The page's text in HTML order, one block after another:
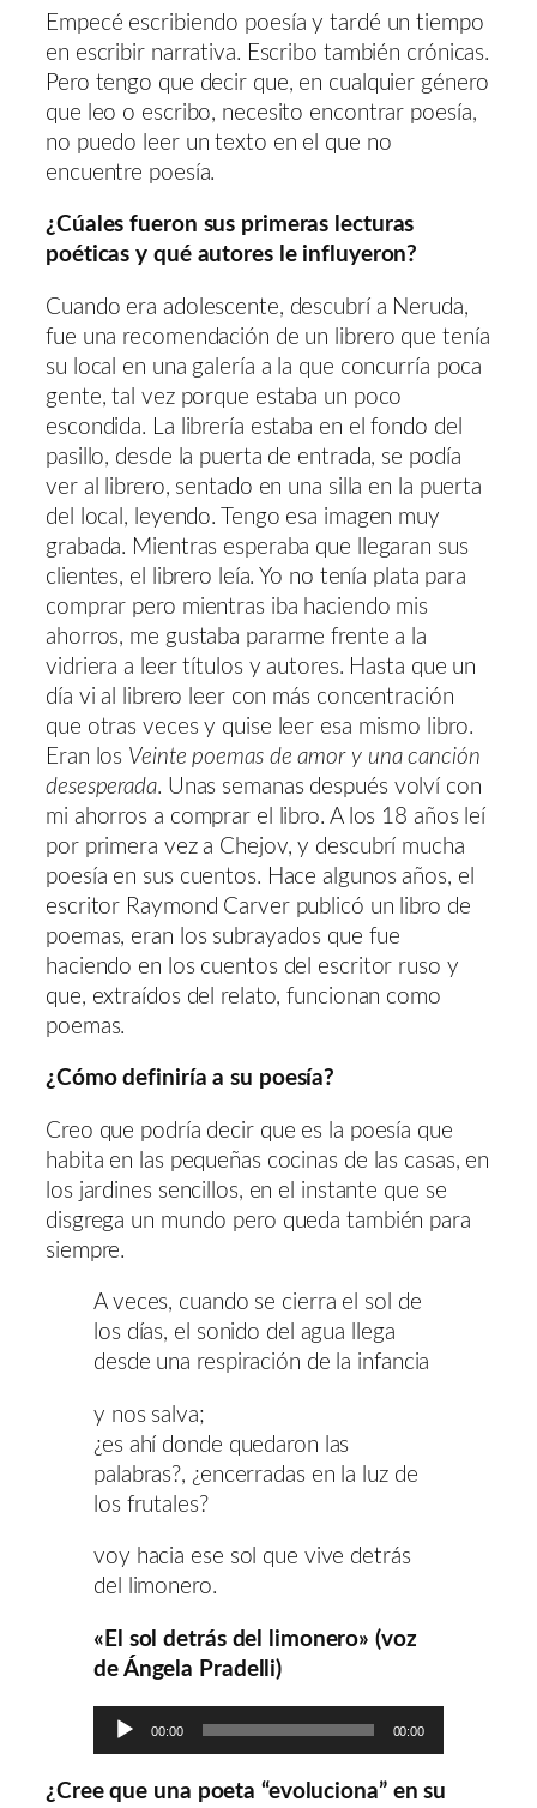
Empecé escribiendo poesía y tardé un tiempo
en escribir narrativa. Escribo también crónicas.
Pero tengo que decir que, en cualquier género
que leo o escribo, necesito encontrar poesía,
no puedo leer un texto en el que no
encuentre poesía.
¿Cúales fueron sus primeras lecturas
poéticas y qué autores le influyeron?
Cuando era adolescente, descubrí a Neruda,
fue una recomendación de un librero que tenía
su local en una galería a la que concurría poca
gente, tal vez porque estaba un poco
escondida. La librería estaba en el fondo del
pasillo, desde la puerta de entrada, se podía
ver al librero, sentado en una silla en la puerta
del local, leyendo. Tengo esa imagen muy
grabada. Mientras esperaba que llegaran sus
clientes, el librero leía. Yo no tenía plata para
comprar pero mientras iba haciendo mis
ahorros, me gustaba pararme frente a la
vidriera a leer títulos y autores. Hasta que un
día vi al librero leer con más concentración
que otras veces y quise leer esa mismo libro.
Eran los Veinte poemas de amor y una canción
desesperada. Unas semanas después volví con
mi ahorros a comprar el libro. A los 18 años leí
por primera vez a Chejov, y descubrí mucha
poesía en sus cuentos. Hace algunos años, el
escritor Raymond Carver publicó un libro de
poemas, eran los subrayados que fue
haciendo en los cuentos del escritor ruso y
que, extraídos del relato, funcionan como
poemas.
¿Cómo definiría a su poesía?
Creo que podría decir que es la poesía que
habita en las pequeñas cocinas de las casas, en
los jardines sencillos, en el instante que se
disgrega un mundo pero queda también para
siempre.
A veces, cuando se cierra el sol de
los días, el sonido del agua llega
desde una respiración de la infancia
y nos salva;
¿es ahí donde quedaron las
palabras?, ¿encerradas en la luz de
los frutales?
voy hacia ese sol que vive detrás
del limonero.
«El sol detrás del limonero» (voz
de Ángela Pradelli)
Reproductor
de
00:00 00:00
¿Cree que una poeta “evoluciona” en su